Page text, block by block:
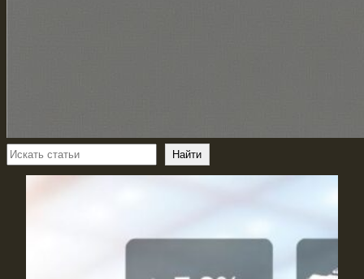
Поиск Найти